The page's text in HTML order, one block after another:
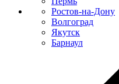
Ростов-на-Дону
Волгоград
Якутск
Барнаул